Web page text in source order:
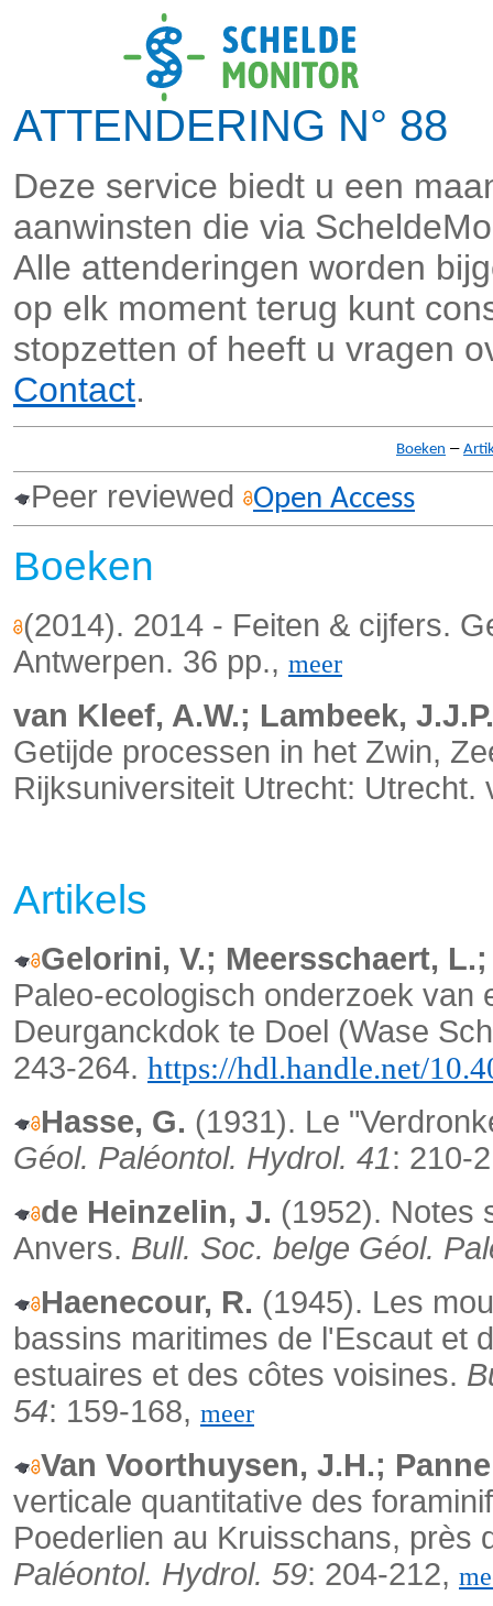
ATTENDERING N°
Deze service biedt u een
aanwinsten die via
Alle attenderingen worden
op elk moment terug kunt
stopzetten of heeft u vragen
Contact.
Boeken –
Peer reviewed Open Access
Boeken
(2014). 2014 - Feiten & cijfers.
Antwerpen. 36 pp., meer
van Kleef, A.W.; Lambeek,
Getijde processen in het Zwin,
Rijksuniversiteit Utrecht:
Artikels
Gelorini, V.; Meersschaert,
Paleo-ecologisch onderzoek van
Deurganckdok te Doel (Wase
243-264. https://hdl.handle.net/
Hasse, G. (1931). Le
Géol. Paléontol. Hydrol. 41: 210-
de Heinzelin, J. (1952). Notes
Anvers. Bull. Soc. belge Géol.
Haenecour, R. (1945). Les
bassins maritimes de l'Escaut et
estuaires et des côtes voisines.
54: 159-168, meer
Van Voorthuysen, J.H.;
verticale quantitative des
Poederlien au Kruisschans, près
Paléontol. Hydrol. 59: 204-212,